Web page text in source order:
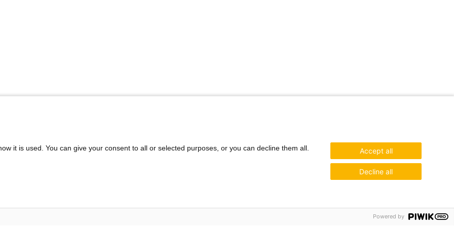
it is used. You can give your consent to all or selected purposes, or you can decline them all. Accept all
Decline all
Powered by